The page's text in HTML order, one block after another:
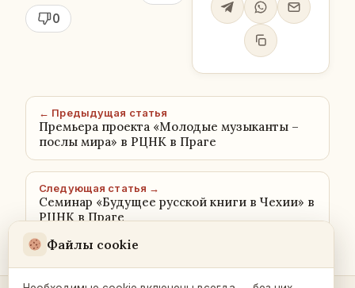
0
← Предыдущая статья
Премьера проекта «Молодые музыканты –
послы мира» в РЦНК в Праге
Следующая статья →
Семинар «Будущее русской книги в Чехии» в
РЦНК в Праге
Файлы cookie